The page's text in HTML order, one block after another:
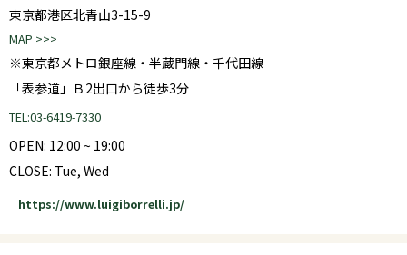
東京都港区北青山3-15-9
MAP >>>
※東京都メトロ銀座線・半蔵門線・千代田線
「表参道」Ｂ2出口から徒歩3分
TEL:03-6419-7330
OPEN: 12:00 ~ 19:00
CLOSE: Tue, Wed
https://www.luigiborrelli.jp/